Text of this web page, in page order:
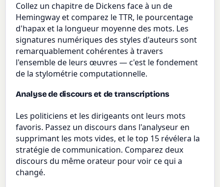
Collez un chapitre de Dickens face à un de
Hemingway et comparez le TTR, le pourcentage
d'hapax et la longueur moyenne des mots. Les
signatures numériques des styles d'auteurs sont
remarquablement cohérentes à travers
l'ensemble de leurs œuvres — c'est le fondement
de la stylométrie computationnelle.
Analyse de discours et de transcriptions
Les politiciens et les dirigeants ont leurs mots
favoris. Passez un discours dans l'analyseur en
supprimant les mots vides, et le top 15 révélera la
stratégie de communication. Comparez deux
discours du même orateur pour voir ce qui a
changé.